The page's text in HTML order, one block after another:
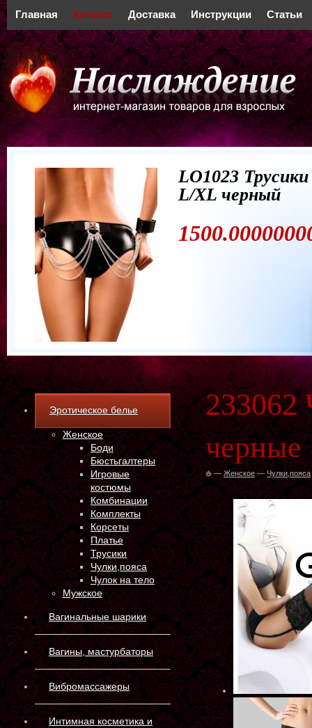
Главная Каталог Доставка Инструкции Статьи
LO1023
L/XL черный
Эротическое белье
Женское
Боди
Бюстьгалтеры
Игровые
костюмы
Комбинации
Комплекты
Корсеты
Платье
Трусики
Чулки,пояса
Чулок на тело
Мужское
Вагинальные шарики
Вагины, мастурбаторы
Вибромассажеры
Интимная косметика и
233062
черные
—Женское —Чулки,пояса